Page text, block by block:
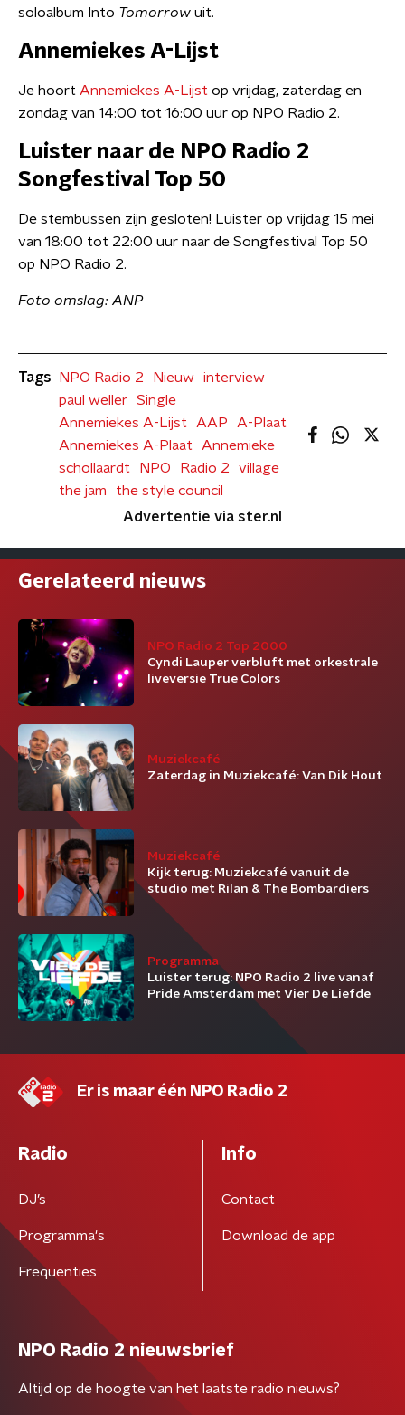
soloalbum Into Tomorrow uit.
Annemiekes A-Lijst
Je hoort Annemiekes A-Lijst op vrijdag, zaterdag en
zondag van 14:00 tot 16:00 uur op NPO Radio 2.
Luister naar de NPO Radio 2
Songfestival Top 50
De stembussen zijn gesloten! Luister op vrijdag 15 mei
van 18:00 tot 22:00 uur naar de Songfestival Top 50
op NPO Radio 2.
Foto omslag: ANP
Tags NPO Radio 2 Nieuw
interview
paul weller
Single
Annemiekes A-Lijst
AAP
A-Plaat
Annemiekes A-Plaat
Annemieke
schollaardt
NPO Radio 2
village
the jam
the style council
Advertentie via ster.nl
Gerelateerd nieuws
NPO Radio 2 Top 2000
Cyndi Lauper verbluft met orkestrale
liveversie True Colors
Muziekcafé
Zaterdag in Muziekcafé: Van Dik Hout
Muziekcafé
Kijk terug: Muziekcafé vanuit de
studio met Rilan & The Bombardiers
Programma
Luister terug: NPO Radio 2 live vanaf
Pride Amsterdam met Vier De Liefde
Er is maar één NPO Radio 2
Radio
DJ’s
Programma's
Frequenties
Info
Contact
Download de app
NPO Radio 2 nieuwsbrief
Altijd op de hoogte van het laatste radio nieuws?